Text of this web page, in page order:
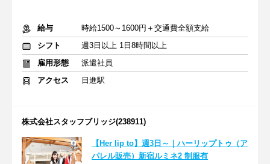
給与
時給1500～1600円＋交通費全額支給
シフト
週3日以上 1日8時間以上
雇用形態
派遣社員
アクセス
日進駅
株式会社スタッフブリッジ(238911)
【Her lip to】週3日～｜ハーリップトゥ（ア
パレル販売）新宿ルミネ2 制服有